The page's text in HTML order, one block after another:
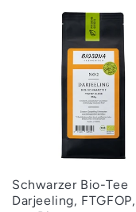
Schwarzer Bio-Tee
Darjeeling,